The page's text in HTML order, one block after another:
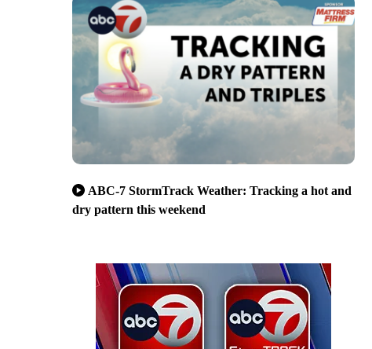
ABC-7 StormTrack Weather: Tracking a hot and
dry pattern this weekend